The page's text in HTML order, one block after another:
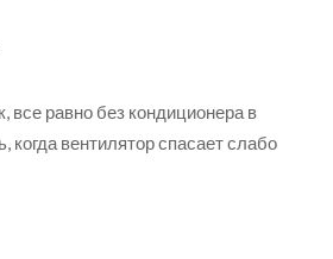
все равно без кондиционера в
когда вентилятор спасает слабо